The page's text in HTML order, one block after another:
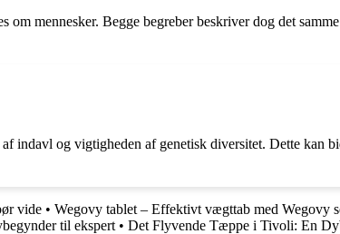
mennesker. Begge begreber beskriver dog det
indavl og vigtigheden af genetisk diversitet. Dette kan
vide • Wegovy tablet – Effektivt vægttab med Wegovy
til ekspert • Det Flyvende Tæppe i Tivoli: En